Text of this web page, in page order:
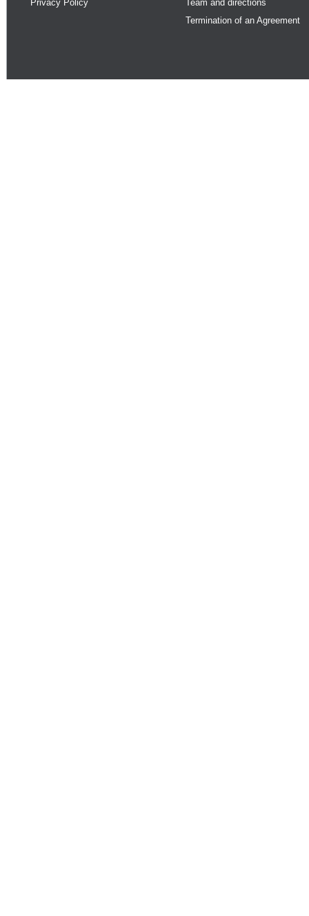
Privacy Policy
Team and directions
Termination of an Agreement